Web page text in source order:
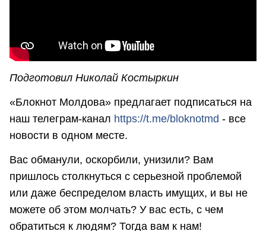
Подготовил Николай Костыркин
«Блокнот Молдова» предлагает подписаться на
наш телеграм-канал https://t.me/bloknotmd - все
новости в одном месте.
Вас обманули, оскорбили, унизили? Вам
пришлось столкнуться с серьезной проблемой
или даже беспределом власть имущих, и вы не
можете об этом молчать? У вас есть, с чем
обратиться к людям? Тогда вам к нам!